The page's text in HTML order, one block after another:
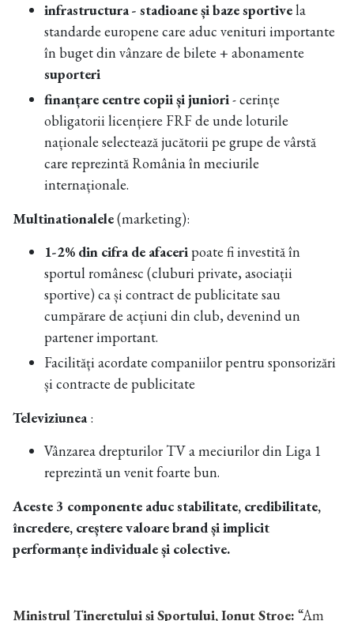
infrastructura - stadioane și baze sportivela
standarde europene care aduc venituri importante
în buget din vânzare de bilete + abonamente
suporteri
finanțare centre copii și juniori- cerințe
obligatorii licențiere FRF de unde loturile
naționale selectează jucătorii pe grupe de vârstă
care reprezintă România în meciurile
internaționale.
Multinationalele(marketing):
1-2% din cifra de afaceripoate fi investită în
sportul românesc (cluburi private, asociații
sportive) ca și contract de publicitate sau
cumpărare de acțiuni din club, devenind un
partener important.
Facilități acordate companiilor pentru sponsorizări
și contracte de publicitate
Televiziunea:
Vânzarea drepturilor TV a meciurilor din Liga 1
reprezintă un venit foarte bun.
Aceste 3 componente aduc stabilitate, credibilitate,
încredere, creștere valoare brand și implicit
performanțe individuale și colective.
Ministrul Tineretului și Sportului, Ionuț Stroe: “Am